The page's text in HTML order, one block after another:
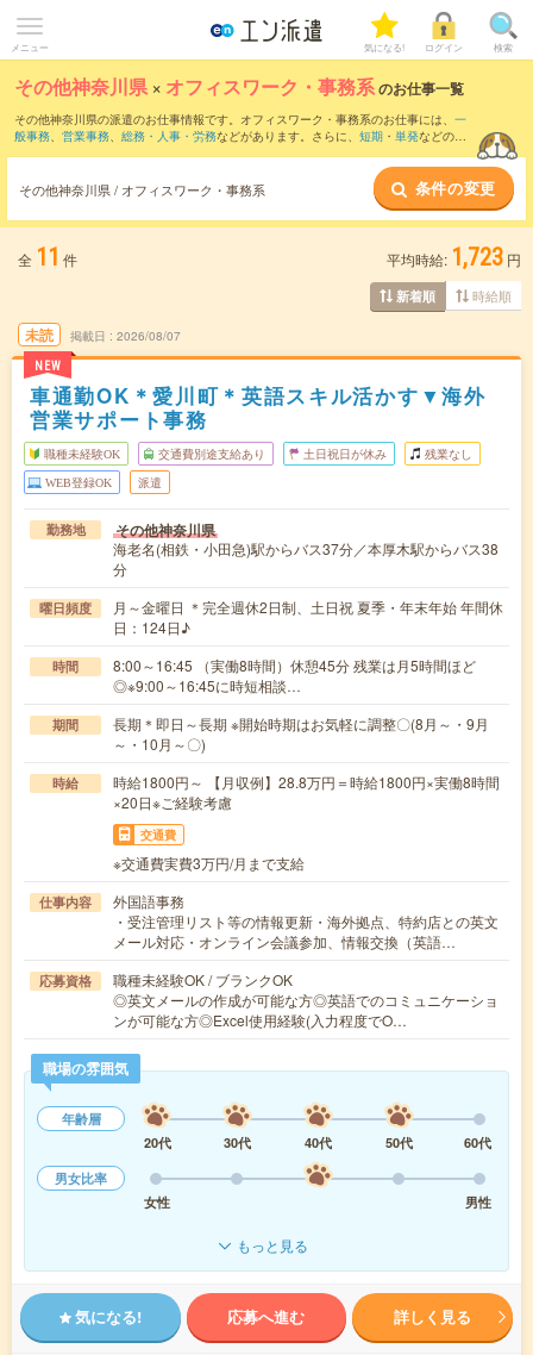
メニュー 気になる! ログイン 検索
その他神奈川県 × オフィスワーク・事務系のお仕事一覧
その他神奈川県の派遣のお仕事情報です。オフィスワーク・事務系のお仕事には、 一
般事務、 営業事務、 総務・人事・労務などがあります。さらに、 短期 ・ 単発などの期
その他神奈川県 / オフィスワーク・事務系 条件の変更
全 11 件 平均時給: 1,723 円
新着順 時給順
未読
NEW
掲載日 2026/08/07
車通勤OK＊愛川町＊英語スキル活かす▼海外
営業サポート事務
職種未経験OK 交通費別途支給あり 土日祝日が休み 残業なし
WEB登録OK 派遣
勤務地 その他神奈川県
海老名(相鉄・小田急)駅からバス37分／本厚木駅からバス38
分
曜日頻度
月～金曜日 ＊完全週休2日制、土日祝 夏季・年末年始 年間休
日：124日♪
時間
8:00～16:45 （実働8時間）休憩45分 残業は月5時間ほど
◎※9:00～16:45に時短相談…
期間
長期＊即日～長期 ※開始時期はお気軽に調整〇(8月～・9月
～・10月～〇)
時給
時給1800円～ 【月収例】28.8万円＝時給1800円×実働8時間
×20日※ご経験考慮
交通費
※交通費実費3万円/月まで支給
仕事内容
外国語事務
・受注管理リスト等の情報更新・海外拠点、特約店との英文
メール対応・オンライン会議参加、情報交換（英語…
応募資格
職種未経験OK / ブランクOK
◎英文メールの作成が可能な方◎英語でのコミュニケーショ
ンが可能な方◎Excel使用経験(入力程度でO…
職場の雰囲気
年齢層
20代
30代 40代 50代
60代
男女比率
女性
男性
もっと見る
気になる! 応募へ進む 詳しく見る